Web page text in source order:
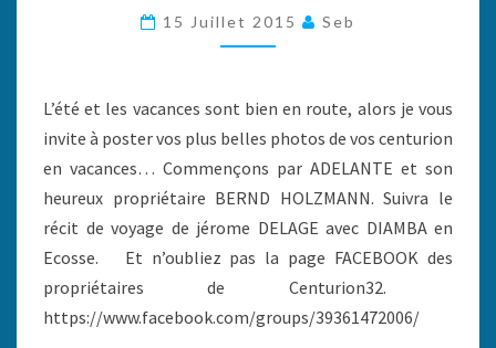
ET
SURTOUT
NAVIGATIONS.
15 Juillet 2015 Seb
L’été et les vacances sont bien en route, alors je vous
invite à poster vos plus belles photos de vos centurion
en vacances… Commençons par ADELANTE et son
heureux propriétaire BERND HOLZMANN. Suivra le
récit de voyage de jérome DELAGE avec DIAMBA en
Ecosse. Et n’oubliez pas la page FACEBOOK des
propriétaires de Centurion32.
https://www.facebook.com/groups/39361472006/